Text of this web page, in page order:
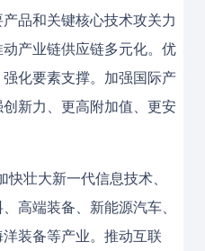
品和关键核心技术攻关力
产业链供应链多元化。优
化要素支撑。加强国际产
新力、更高附加值、更安
壮大新一代信息技术、
高端装备、新能源汽车、
装备等产业。推动互联